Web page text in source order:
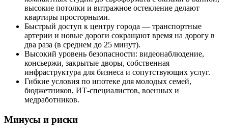
высокие потолки и витражное остекление делают
квартиры просторными.
Быстрый доступ к центру города — транспортные
артерии и новые дороги сокращают время на дорогу в
два раза (в среднем до 25 минут).
Высокий уровень безопасности: видеонаблюдение,
консьержи, закрытые дворы, собственная
инфраструктура для бизнеса и сопутствующих услуг.
Гибкие условия по ипотеке для молодых семей,
бюджетников, ИТ-специалистов, военных и
медработников.
Минусы и риски